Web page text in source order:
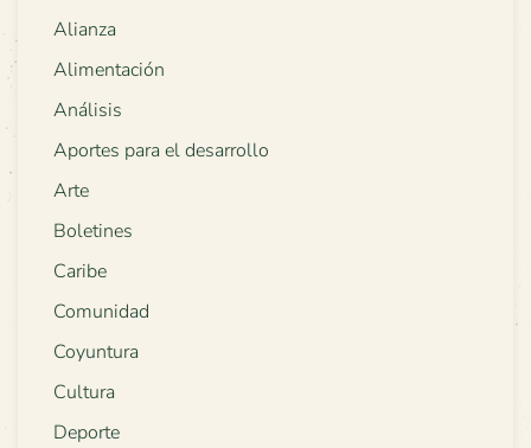
Alianza
Alimentación
Análisis
Aportes para el desarrollo
Arte
Boletines
Caribe
Comunidad
Coyuntura
Cultura
Deporte